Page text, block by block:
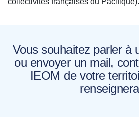
Vous souhaitez parler à
ou envoyer un mail,
IEOM de votre